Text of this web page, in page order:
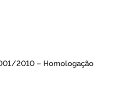
2010 – Homologação